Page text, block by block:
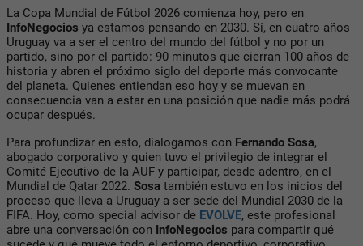
La Copa Mundial de Fútbol 2026 comienza hoy, pero en
InfoNegocios ya estamos pensando en 2030. Sí, en cuatro años
Uruguay va a ser el centro del mundo del fútbol y no por un
partido, sino por el partido: 90 minutos que cierran 100 años de
historia y abren el próximo siglo del deporte más convocante
del planeta. Quienes entiendan eso hoy y se muevan en
consecuencia van a estar en una posición que nadie más podrá
ocupar después.
Para profundizar en esto, dialogamos con Fernando Sosa,
abogado corporativo y quien tuvo el privilegio de integrar el
Comité Ejecutivo de la AUF y participar, desde adentro, en el
Mundial de Qatar 2022. Sosa también estuvo en los inicios del
proceso que lleva a Uruguay a ser sede del Mundial 2030 de la
FIFA. Hoy, como special advisor de EVOLVE, este profesional
abre una conversación con InfoNegocios para compartir qué